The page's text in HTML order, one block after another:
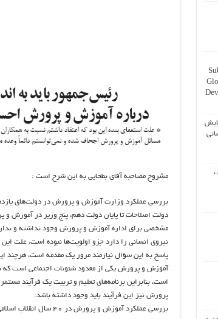
مشروح مصاحبه آقای بطحایی به این شرح است :
بررسی عملکرد وزارت آموزش و پرورش در دولت‌های
مشخصی برای اداره آموزش و پرورش وجود نداشته و
نیروی انسانی را دارد جزو اولویت‌ها نبوده است، علت
پاسخ به این سؤال نیازمند مرور یک مقدمه است، هرچند
آموزش و پرورش یکی از معدود شئونات اجتماعی است که
است، بنابراین برنامه‌های تعلیم و تربیت یک فرآیند
پرورش نیز این فرآیند باید وجود داشته باشد.
بررسی عملکرد آموزش و